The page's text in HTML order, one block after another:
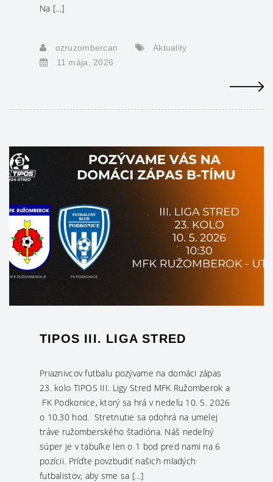
Na […]
ozruzombercan
Aktuality
11 mája, 2026
TIPOS III. LIGA STRED
Priaznivcov futbalu pozývame na domáci zápas
23. kolo TIPOS III. Ligy Stred MFK Ružomberok a
FK Podkonice, ktorý sa hrá v nedeľu 10. 5. 2026
o 10.30 hod. Stretnutie sa odohrá na umelej
tráve ružomberského štadióna. Náš nedeľný
súper je v tabuľke len o 1 bod pred nami na 6
pozícii. Príďte povzbudiť našich mladých
futbalistov, aby sme sa […]